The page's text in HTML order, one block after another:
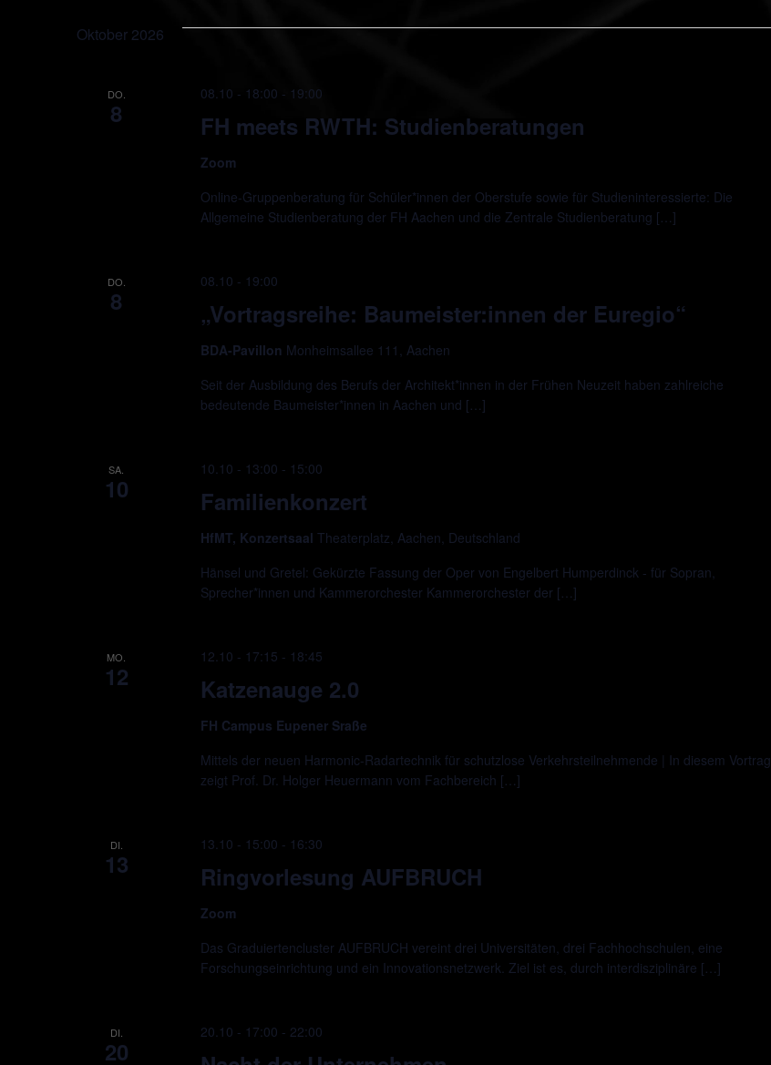
Oktober 2026
DO.
8 FH meets RWTH: Studienberatungen
08.10 - 18:00 - 19:00
Zoom
Online-Gruppenberatung für Schüler*innen der Oberstufe sowie für Studieninteressierte: Die
Allgemeine Studienberatung der FH Aachen und die Zentrale Studienberatung […]
DO.
8 „Vortragsreihe: Baumeister:innen der Euregio“
08.10 - 19:00
BDA-Pavillon Monheimsallee 111, Aachen
Seit der Ausbildung des Berufs der Architekt*innen in der Frühen Neuzeit haben zahlreiche
bedeutende Baumeister*innen in Aachen und […]
SA.
10 Familienkonzert
10.10 - 13:00 - 15:00
HfMT, Konzertsaal Theaterplatz, Aachen, Deutschland
Hänsel und Gretel: Gekürzte Fassung der Oper von Engelbert Humperdinck - für Sopran,
Sprecher*innen und Kammerorchester Kammerorchester der […]
MO.
12 Katzenauge 2.0
12.10 - 17:15 - 18:45
FH Campus Eupener Sraße
Mittels der neuen Harmonic-Radartechnik für schutzlose Verkehrsteilnehmende | In diesem Vortrag
zeigt Prof. Dr. Holger Heuermann vom Fachbereich […]
DI.
13 Ringvorlesung AUFBRUCH
13.10 - 15:00 - 16:30
Zoom
Das Graduiertencluster AUFBRUCH vereint drei Universitäten, drei Fachhochschulen, eine
Forschungseinrichtung und ein Innovationsnetzwerk. Ziel ist es, durch interdisziplinäre […]
DI.
20
20.10 - 17:00 - 22:00